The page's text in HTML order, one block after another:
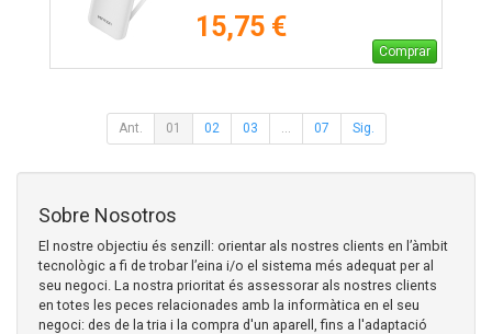
15,75 €
Comprar
Ant. 01 02 03 ... 07 Sig.
Sobre Nosotros
El nostre objectiu és senzill: orientar als nostres clients en l’àmbit
tecnològic a fi de trobar l’eina i/o el sistema més adequat per al
seu negoci. La nostra prioritat és assessorar als nostres clients
en totes les peces relacionades amb la informàtica en el seu
negoci: des de la tria i la compra d'un aparell, fins a l'adaptació